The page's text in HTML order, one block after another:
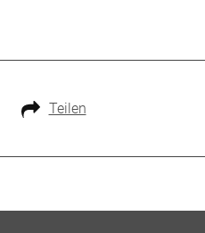
Teilen